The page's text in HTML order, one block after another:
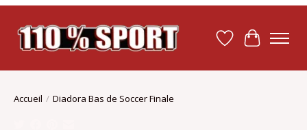
Liste dePanier
Accueil / Diadora Bas de Soccer Finale